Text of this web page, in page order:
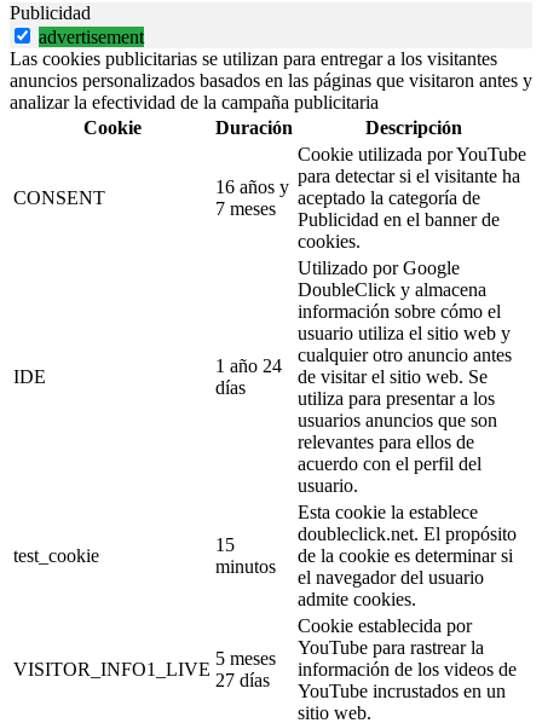
Publicidad
advertisement
Las cookies publicitarias se utilizan para entregar a los visitantes
anuncios personalizados basados en las páginas que visitaron antes y
analizar la efectividad de la campaña publicitaria
Cookie
Duración Descripción
CONSENT
16 años y
7 meses
Cookie utilizada por YouTube
para detectar si el visitante ha
aceptado la categoría de
Publicidad en el banner de
cookies.
IDE
1 año 24
días
Utilizado por Google
DoubleClick y almacena
información sobre cómo el
usuario utiliza el sitio web y
cualquier otro anuncio antes
de visitar el sitio web. Se
utiliza para presentar a los
usuarios anuncios que son
relevantes para ellos de
acuerdo con el perfil del
usuario.
test_cookie
15
minutos
Esta cookie la establece
doubleclick.net. El propósito
de la cookie es determinar si
el navegador del usuario
admite cookies.
VISITOR_INFO1_LIVE
5 meses
27 días
Cookie establecida por
YouTube para rastrear la
información de los videos de
YouTube incrustados en un
sitio web.